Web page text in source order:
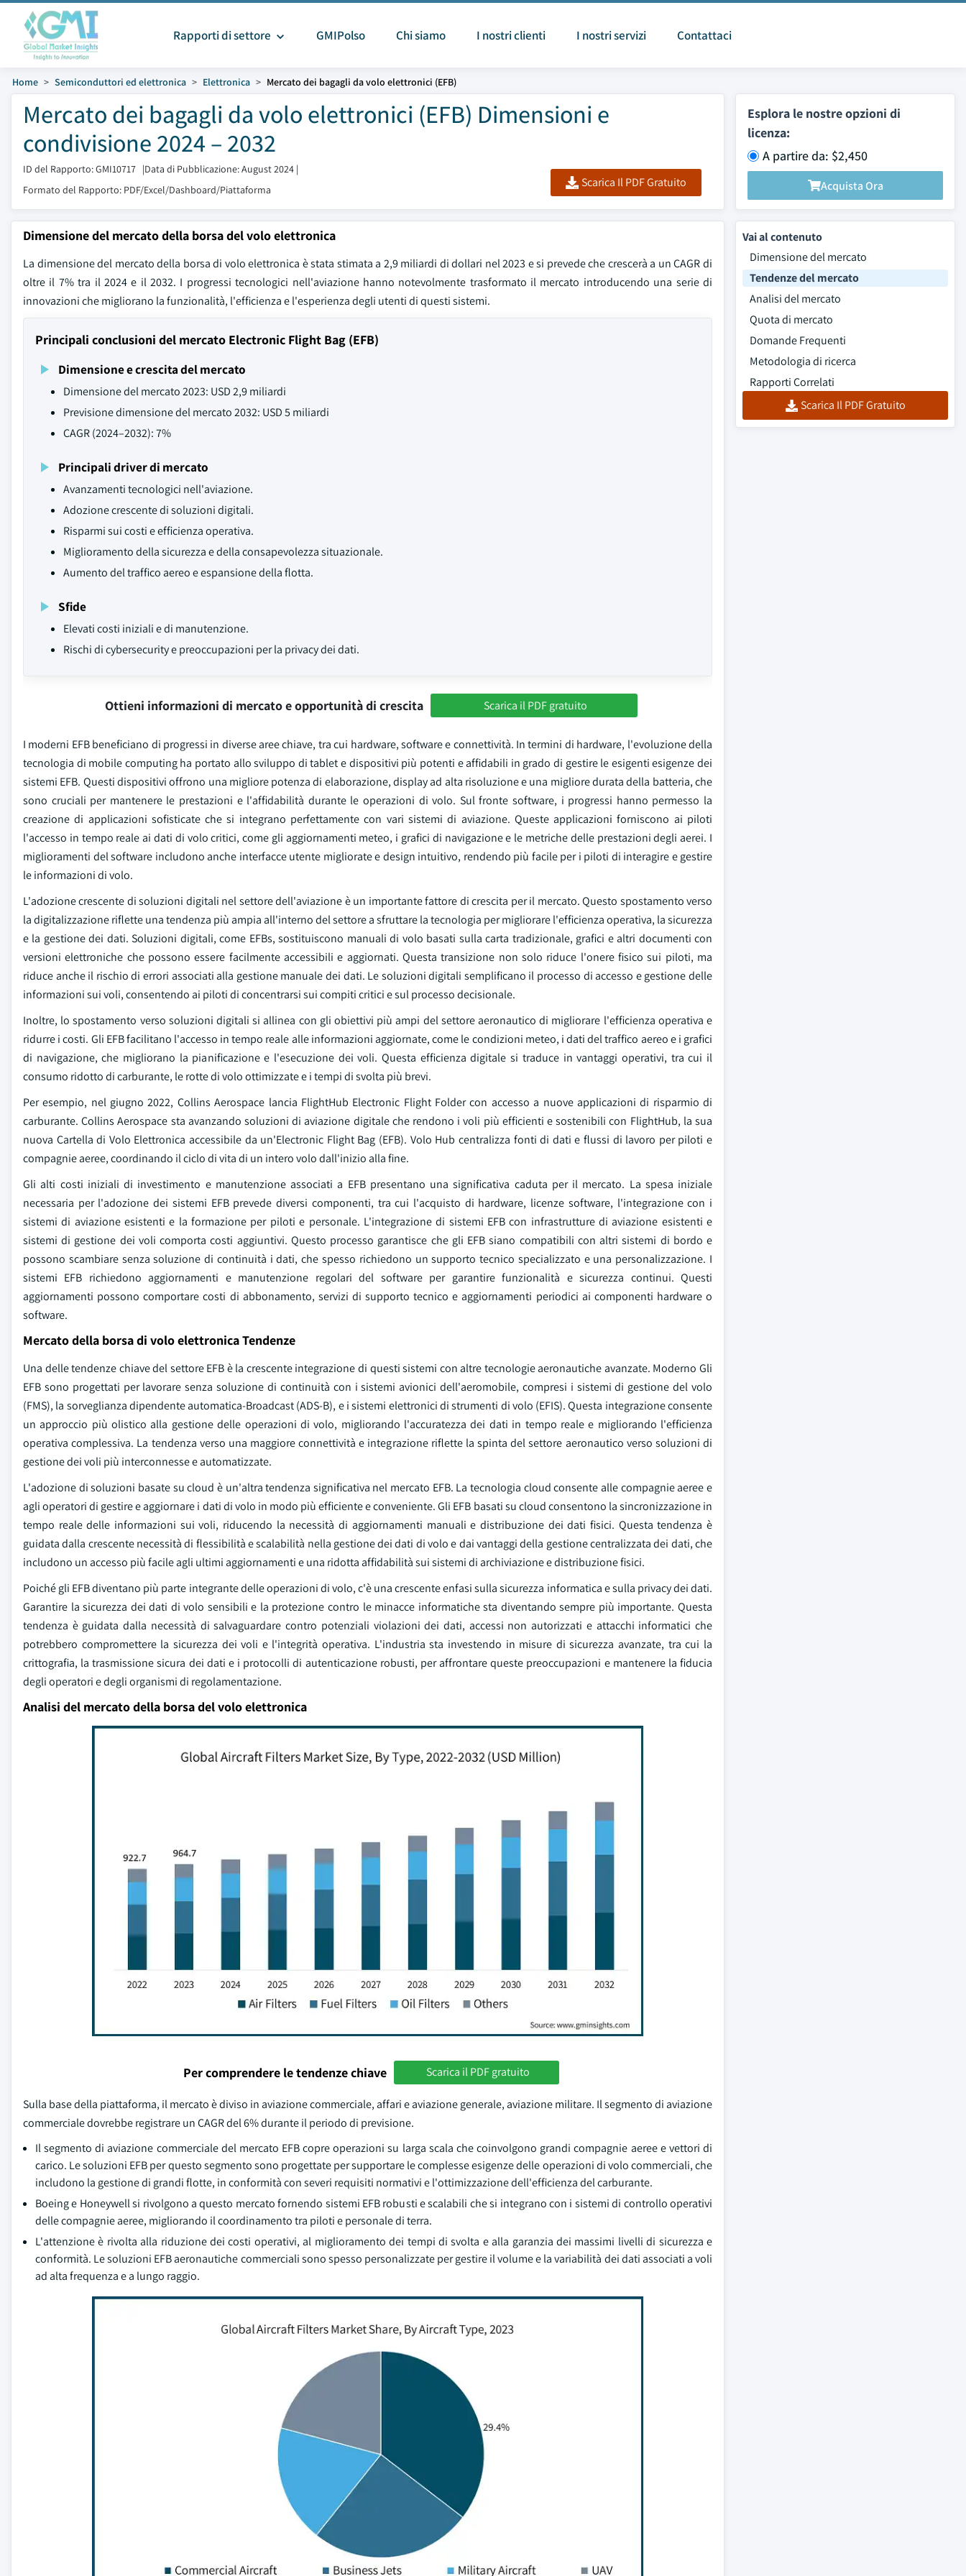
Rapporti di settore GMIPolso Chi siamo I nostri clienti I nostri servizi Contattaci
Home Semiconduttori ed elettronica Elettronica Mercato dei bagagli da volo elettronici (EFB)
Mercato dei bagagli da volo elettronici (EFB) Dimensioni e
condivisione 2024 – 2032
ID del Rapporto: GMI10717 |Data di Pubblicazione: August 2024 |
Formato del Rapporto: PDF/Excel/Dashboard/Piattaforma
Scarica Il PDF Gratuito
Esplora le nostre opzioni di
licenza:
A partire da: $2,450
Acquista Ora
Dimensione del mercato della borsa del volo elettronica
La dimensione del mercato della borsa di volo elettronica è stata stimata a 2,9 miliardi di dollari nel 2023 e si prevede che crescerà a un CAGR di
oltre il 7% tra il 2024 e il 2032. I progressi tecnologici nell'aviazione hanno notevolmente trasformato il mercato introducendo una serie di
innovazioni che migliorano la funzionalità, l'efficienza e l'esperienza degli utenti di questi sistemi.
Principali conclusioni del mercato Electronic Flight Bag (EFB)
Dimensione e crescita del mercato
Dimensione del mercato 2023: USD 2,9 miliardi
Previsione dimensione del mercato 2032: USD 5 miliardi
CAGR (2024–2032): 7%
Principali driver di mercato
Avanzamenti tecnologici nell'aviazione.
Adozione crescente di soluzioni digitali.
Risparmi sui costi e efficienza operativa.
Miglioramento della sicurezza e della consapevolezza situazionale.
Aumento del traffico aereo e espansione della flotta.
Sfide
Elevati costi iniziali e di manutenzione.
Rischi di cybersecurity e preoccupazioni per la privacy dei dati.
Ottieni informazioni di mercato e opportunità di crescita Scarica il PDF gratuito
I moderni EFB beneficiano di progressi in diverse aree chiave, tra cui hardware, software e connettività. In termini di hardware, l'evoluzione della
tecnologia di mobile computing ha portato allo sviluppo di tablet e dispositivi più potenti e affidabili in grado di gestire le esigenti esigenze dei
sistemi EFB. Questi dispositivi offrono una migliore potenza di elaborazione, display ad alta risoluzione e una migliore durata della batteria, che
sono cruciali per mantenere le prestazioni e l'affidabilità durante le operazioni di volo. Sul fronte software, i progressi hanno permesso la
creazione di applicazioni sofisticate che si integrano perfettamente con vari sistemi di aviazione. Queste applicazioni forniscono ai piloti
l'accesso in tempo reale ai dati di volo critici, come gli aggiornamenti meteo, i grafici di navigazione e le metriche delle prestazioni degli aerei. I
miglioramenti del software includono anche interfacce utente migliorate e design intuitivo, rendendo più facile per i piloti di interagire e gestire
le informazioni di volo.
L'adozione crescente di soluzioni digitali nel settore dell'aviazione è un importante fattore di crescita per il mercato. Questo spostamento verso
la digitalizzazione riflette una tendenza più ampia all'interno del settore a sfruttare la tecnologia per migliorare l'efficienza operativa, la sicurezza
e la gestione dei dati. Soluzioni digitali, come EFBs, sostituiscono manuali di volo basati sulla carta tradizionale, grafici e altri documenti con
versioni elettroniche che possono essere facilmente accessibili e aggiornati. Questa transizione non solo riduce l'onere fisico sui piloti, ma
riduce anche il rischio di errori associati alla gestione manuale dei dati. Le soluzioni digitali semplificano il processo di accesso e gestione delle
informazioni sui voli, consentendo ai piloti di concentrarsi sui compiti critici e sul processo decisionale.
Inoltre, lo spostamento verso soluzioni digitali si allinea con gli obiettivi più ampi del settore aeronautico di migliorare l'efficienza operativa e
ridurre i costi. Gli EFB facilitano l'accesso in tempo reale alle informazioni aggiornate, come le condizioni meteo, i dati del traffico aereo e i grafici
di navigazione, che migliorano la pianificazione e l'esecuzione dei voli. Questa efficienza digitale si traduce in vantaggi operativi, tra cui il
consumo ridotto di carburante, le rotte di volo ottimizzate e i tempi di svolta più brevi.
Per esempio, nel giugno 2022, Collins Aerospace lancia FlightHub Electronic Flight Folder con accesso a nuove applicazioni di risparmio di
carburante. Collins Aerospace sta avanzando soluzioni di aviazione digitale che rendono i voli più efficienti e sostenibili con FlightHub, la sua
nuova Cartella di Volo Elettronica accessibile da un'Electronic Flight Bag (EFB). Volo Hub centralizza fonti di dati e flussi di lavoro per piloti e
compagnie aeree, coordinando il ciclo di vita di un intero volo dall'inizio alla fine.
Gli alti costi iniziali di investimento e manutenzione associati a EFB presentano una significativa caduta per il mercato. La spesa iniziale
necessaria per l'adozione dei sistemi EFB prevede diversi componenti, tra cui l'acquisto di hardware, licenze software, l'integrazione con i
sistemi di aviazione esistenti e la formazione per piloti e personale. L'integrazione di sistemi EFB con infrastrutture di aviazione esistenti e
sistemi di gestione dei voli comporta costi aggiuntivi. Questo processo garantisce che gli EFB siano compatibili con altri sistemi di bordo e
possono scambiare senza soluzione di continuità i dati, che spesso richiedono un supporto tecnico specializzato e una personalizzazione. I
sistemi EFB richiedono aggiornamenti e manutenzione regolari del software per garantire funzionalità e sicurezza continui. Questi
aggiornamenti possono comportare costi di abbonamento, servizi di supporto tecnico e aggiornamenti periodici ai componenti hardware o
software.
Mercato della borsa di volo elettronica Tendenze
Una delle tendenze chiave del settore EFB è la crescente integrazione di questi sistemi con altre tecnologie aeronautiche avanzate. Moderno Gli
EFB sono progettati per lavorare senza soluzione di continuità con i sistemi avionici dell'aeromobile, compresi i sistemi di gestione del volo
(FMS), la sorveglianza dipendente automatica-Broadcast (ADS-B), e i sistemi elettronici di strumenti di volo (EFIS). Questa integrazione consente
un approccio più olistico alla gestione delle operazioni di volo, migliorando l'accuratezza dei dati in tempo reale e migliorando l'efficienza
operativa complessiva. La tendenza verso una maggiore connettività e integrazione riflette la spinta del settore aeronautico verso soluzioni di
gestione dei voli più interconnesse e automatizzate.
L'adozione di soluzioni basate su cloud è un'altra tendenza significativa nel mercato EFB. La tecnologia cloud consente alle compagnie aeree e
agli operatori di gestire e aggiornare i dati di volo in modo più efficiente e conveniente. Gli EFB basati su cloud consentono la sincronizzazione in
tempo reale delle informazioni sui voli, riducendo la necessità di aggiornamenti manuali e distribuzione dei dati fisici. Questa tendenza è
guidata dalla crescente necessità di flessibilità e scalabilità nella gestione dei dati di volo e dai vantaggi della gestione centralizzata dei dati, che
includono un accesso più facile agli ultimi aggiornamenti e una ridotta affidabilità sui sistemi di archiviazione e distribuzione fisici.
Poiché gli EFB diventano più parte integrante delle operazioni di volo, c'è una crescente enfasi sulla sicurezza informatica e sulla privacy dei dati.
Garantire la sicurezza dei dati di volo sensibili e la protezione contro le minacce informatiche sta diventando sempre più importante. Questa
tendenza è guidata dalla necessità di salvaguardare contro potenziali violazioni dei dati, accessi non autorizzati e attacchi informatici che
potrebbero compromettere la sicurezza dei voli e l'integrità operativa. L'industria sta investendo in misure di sicurezza avanzate, tra cui la
crittografia, la trasmissione sicura dei dati e i protocolli di autenticazione robusti, per affrontare queste preoccupazioni e mantenere la fiducia
degli operatori e degli organismi di regolamentazione.
Analisi del mercato della borsa del volo elettronica
Per comprendere le tendenze chiave Scarica il PDF gratuito
Sulla base della piattaforma, il mercato è diviso in aviazione commerciale, affari e aviazione generale, aviazione militare. Il segmento di aviazione
commerciale dovrebbe registrare un CAGR del 6% durante il periodo di previsione.
Il segmento di aviazione commerciale del mercato EFB copre operazioni su larga scala che coinvolgono grandi compagnie aeree e vettori di
carico. Le soluzioni EFB per questo segmento sono progettate per supportare le complesse esigenze delle operazioni di volo commerciali, che
includono la gestione di grandi flotte, in conformità con severi requisiti normativi e l'ottimizzazione dell'efficienza del carburante.
Boeing e Honeywell si rivolgono a questo mercato fornendo sistemi EFB robusti e scalabili che si integrano con i sistemi di controllo operativi
delle compagnie aeree, migliorando il coordinamento tra piloti e personale di terra.
L'attenzione è rivolta alla riduzione dei costi operativi, al miglioramento dei tempi di svolta e alla garanzia dei massimi livelli di sicurezza e
conformità. Le soluzioni EFB aeronautiche commerciali sono spesso personalizzate per gestire il volume e la variabilità dei dati associati a voli
ad alta frequenza e a lungo raggio.
Vai al contenuto
Dimensione del mercato
Tendenze del mercato
Analisi del mercato
Quota di mercato
Domande Frequenti
Metodologia di ricerca
Rapporti Correlati
Scarica Il PDF Gratuito